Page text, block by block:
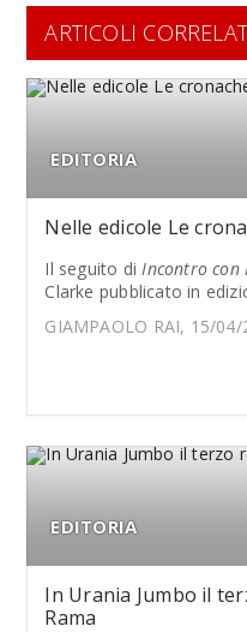
ARTICOLI
EDITORIA
Nelle edicole Le
Il seguito diIncontro con
Clarke pubblicato in
GIAMPAOLO RAI, 15/04/
EDITORIA
In Urania Jumbo il
Rama